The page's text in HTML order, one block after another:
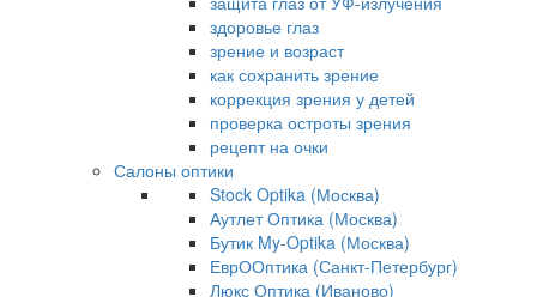
здоровье глаз
зрение и возраст
как сохранить зрение
коррекция зрения у детей
проверка остроты зрения
рецепт на очки
Салоны оптики
Stock Optika (Москва)
Аутлет Оптика (Москва)
Бутик My-Optika (Москва)
ЕврООптика (Санкт-Петербург)
Люкс Оптика (Иваново)